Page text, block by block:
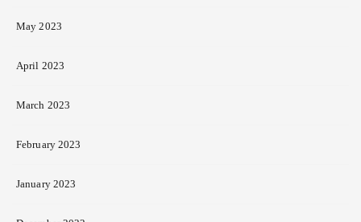
May 2023
April 2023
March 2023
February 2023
January 2023